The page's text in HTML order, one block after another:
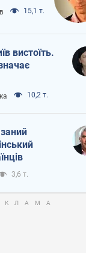
15,1 т.
вистоїть.
10,2 т.
3,6 т.